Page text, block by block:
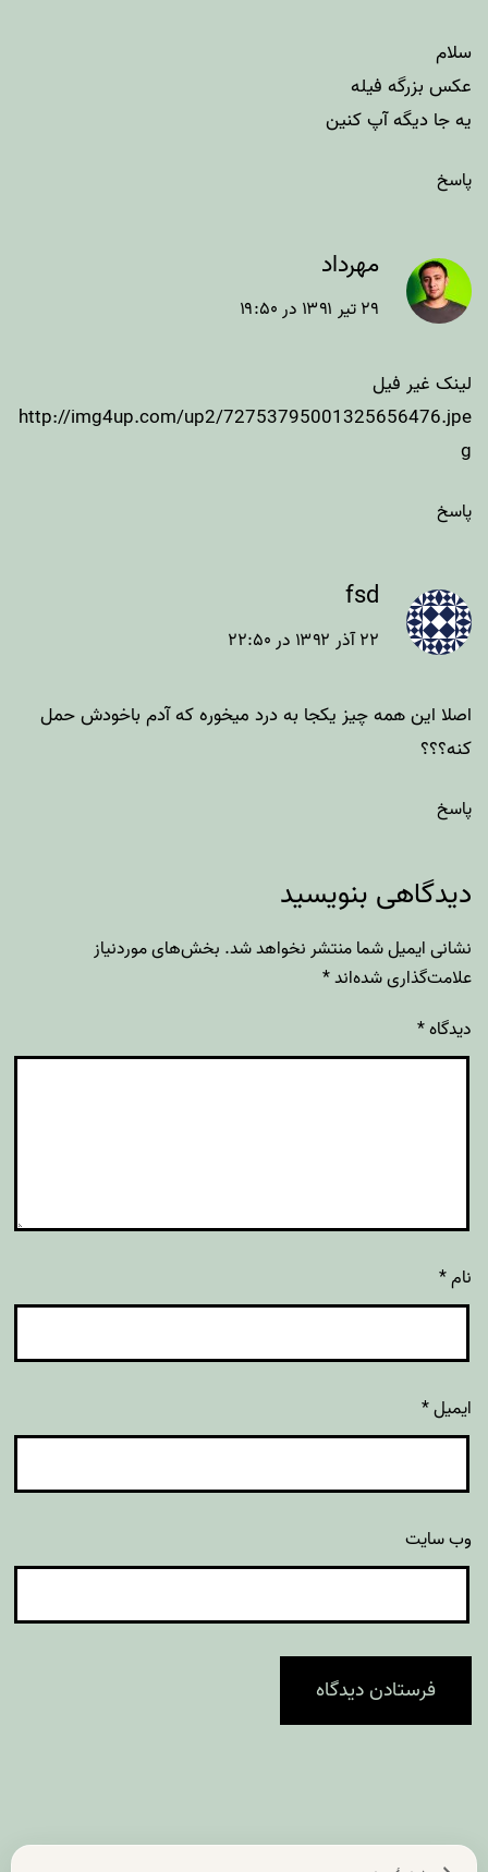
سلام
عکس بزرگه فیله
یه جا دیگه آپ کنین
پاسخ
مهرداد
۲۹ تیر ۱۳۹۱ در ۱۹:۵۰
لینک غیر فیل
http://img4up.com/up2/72753795001325656476.jpe
g
پاسخ
fsd
۲۲ آذر ۱۳۹۲ در ۲۲:۵۰
اصلا این همه چیز یکجا به درد میخوره که آدم باخودش حمل
کنه؟؟؟
پاسخ
دیدگاهی بنویسید
نشانی ایمیل شما منتشر نخواهد شد. بخش‌های موردنیاز
علامت‌گذاری شده‌اند*
دیدگاه*
نام*
ایمیل*
وب‌ سایت
راهبری